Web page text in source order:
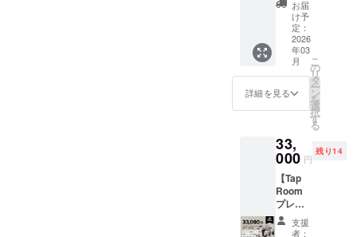
テッ
カー 商
品サイ
ズ：
50mm×
80mm/
87mm
AFTER
SCHOO
BREWE
RYのス
テッ
カーを
２種類
お送り
しま
熱量
329kcal
たんぱ
く質
0.3g 脂
質 0g 炭
81.9g
食塩相
値) ※原
材料及
び添加
物等の
食品表
示はお
届け商
めご了
承くだ
さい。
・第1期
生 学生
証 クラ
ファン
でご支
で、第1
期生の
学生証
をお送
りいた
しま
す。 ・
オリジ
品のデ
ザイン
が異な
る場合
があり
ますの
で、あ
さい。
・第1期
生 学生
証 クラ
ファン
でご支
援いた
だいた
許を取
得した
あかつ
きに
は、こ
こでつ
くる
ビール
を6本を
に引き
換えが
出来る
権利チ
ケット
＋記念T
シャツ
＋第1期
お届
け予
定：
2026
年03
月
詳細を見る
こ
の
リ
タ
ー
ン
を
選
択
す
る
33,
000 円
残り14
【Tap
Room
プレ
オープ
ンパー
支援
者：